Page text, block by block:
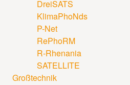
DreiSATS
KlimaPhoNds
P-Net
RePhoRM
R-Rhenania
SATELLITE
Großtechnik